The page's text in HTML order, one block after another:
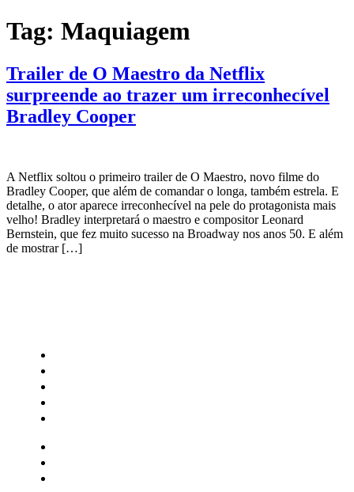
Tag: Maquiagem
Trailer de O Maestro da Netflix
surpreende ao trazer um irreconhecível
Bradley Cooper
A Netflix soltou o primeiro trailer de O Maestro, novo filme do
Bradley Cooper, que além de comandar o longa, também estrela. E
detalhe, o ator aparece irreconhecível na pele do protagonista mais
velho! Bradley interpretará o maestro e compositor Leonard
Bernstein, que fez muito sucesso na Broadway nos anos 50. E além
de mostrar […]